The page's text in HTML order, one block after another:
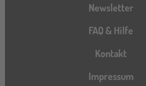
Newsletter
FAQ & Hilfe
Kontakt
Impressum